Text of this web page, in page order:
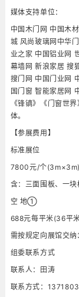
媒体支持单位：
中国木门网 中国木
城 风尚玻璃网中华
业之家 中国铝业网
幕墙网 新浪家居 搜
搜门网 中国门业网
国门窗 智能家居网
《锋镝》《门窗世
体。
【参展费用】
标准展位
7800元/个(3m×3m)
含：三面围板、一
空 地①
688元每平米(36平
需按规定向展馆交
组委联系方式
联系人：田涛
联系方式：